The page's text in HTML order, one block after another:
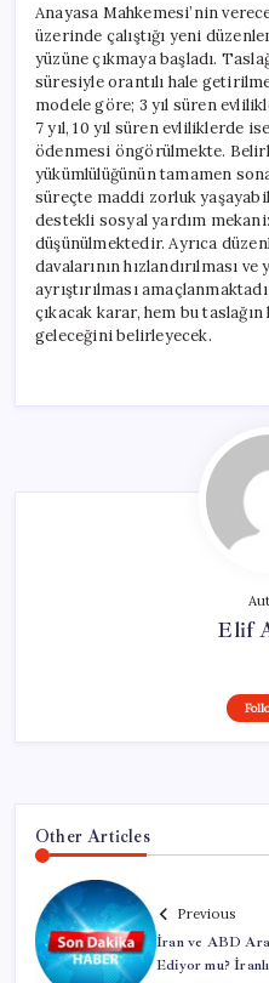
Anayasa Mahkemesi’nin
üzerinde çalıştığı yeni
yüzüne çıkmaya başladı.
süresiyle orantılı hale
modele göre; 3 yıl süren
7 yıl, 10 yıl süren evliliklerde
ödenmesi öngörülmekte.
yükümlülüğünün tamamen
süreçte maddi zorluk
destekli sosyal yardım
düşünülmektedir. Ayrıca
davalarının hızlandırılması
ayrıştırılması
çıkacak karar, hem bu
geleceğini belirleyecek.
Elif
Other Articles
Previous
İran ve ABD
Ediyor mu?